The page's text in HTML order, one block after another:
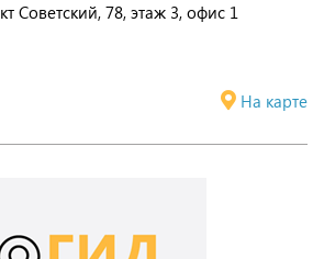
Советский, 78, этаж 3, офис 1
На карте